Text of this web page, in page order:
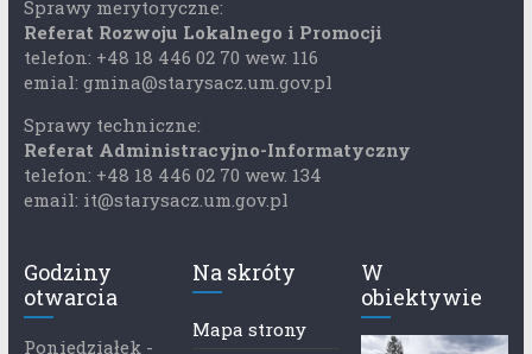
Sprawy merytoryczne:
Referat Rozwoju Lokalnego i Promocji
telefon: +48 18 446 02 70 wew. 116
emial: gmina@starysacz.um.gov.pl
Sprawy techniczne:
Referat Administracyjno-Informatyczny
telefon: +48 18 446 02 70 wew. 134
email: it@starysacz.um.gov.pl
Godziny
otwarcia
Poniedziałek -
Na skróty
Mapa strony
W
obiektywie